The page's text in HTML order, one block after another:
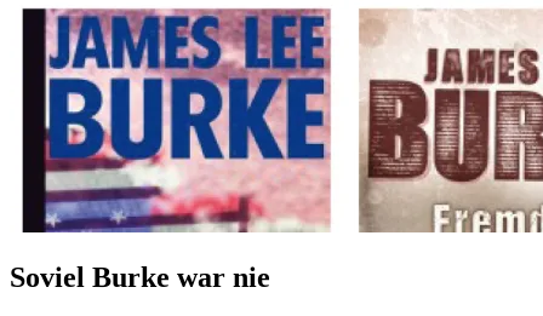
Soviel Burke war nie